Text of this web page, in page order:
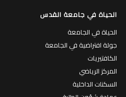
الحياة في جامعة القدس
الحياة في الجامعة
جولة افتراضية في الجامعة
الكافتيريات
المركز الرياضي
السكنات الداخلية